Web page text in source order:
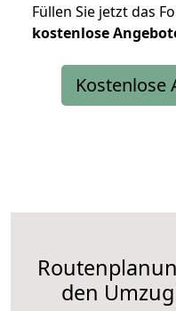
Füllen Sie jetzt das
kostenlose
Kostenlose
den